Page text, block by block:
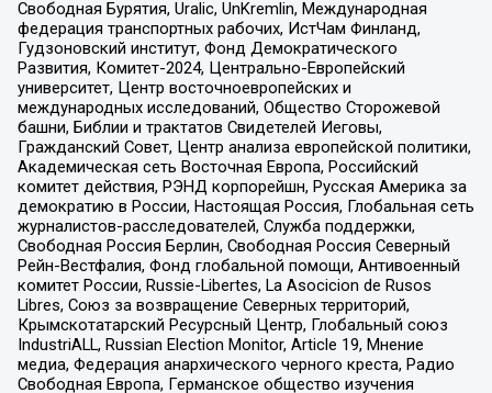
Свободная Бурятия, Uralic, UnKremlin, Международная
федерация транспортных рабочих, ИстЧам Финланд,
Гудзоновский институт, Фонд Демократического
Развития, Комитет-2024, Центрально-Европейский
университет, Центр восточноевропейских и
международных исследований, Общество Сторожевой
башни, Библии и трактатов Свидетелей Иеговы,
Гражданский Совет, Центр анализа европейской политики,
Академическая сеть Восточная Европа, Российский
комитет действия, РЭНД корпорейшн, Русская Америка за
демократию в России, Настоящая Россия, Глобальная сеть
журналистов-расследователей, Служба поддержки,
Свободная Россия Берлин, Свободная Россия Северный
Рейн-Вестфалия, Фонд глобальной помощи, Антивоенный
комитет России, Russie-Libertes, La Asocicion de Rusos
Libres, Союз за возвращение Северных территорий,
Крымскотатарский Ресурсный Центр, Глобальный союз
IndustriALL, Russian Election Monitor, Article 19, Мнение
медиа, Федерация анархического черного креста, Радио
Свободная Европа, Германское общество изучения